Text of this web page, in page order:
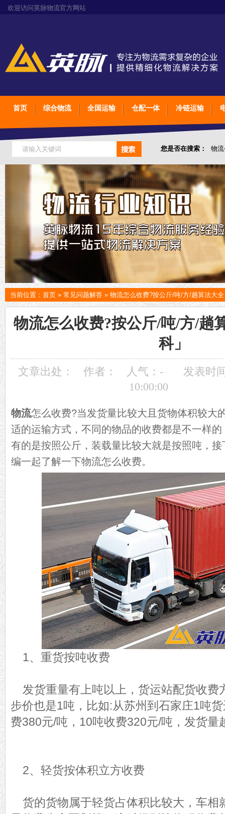
欢迎访问英脉物流官方网站
首页 综合物流 全国运输 仓配一体 冷链运输
您是否在搜索： 物
仓储综合专业定制物
当前位置： 首页 » 常见问题解答 » 物流怎么收费?按公斤/吨/方/趟算法大
物流怎么收费?按公斤/吨/方/趟
科」
文章出处： 作者： 人气： -
发表时
10:00:00
物流怎么收费?当发货量比较大且货物体积较大
适的运输方式，不同的物品的收费都是不一样
有的是按照公斤，装载量比较大就是按照吨，
编一起了解一下物流怎么收费。
1、重货按吨收费
发货重量有上吨以上，货运站配货收费
步价也是1吨，比如:从苏州到石家庄1吨
费380元/吨，10吨收费320元/吨，发货量
2、轻货按体积立方收费
货的货物属于轻货占体积比较大，车相